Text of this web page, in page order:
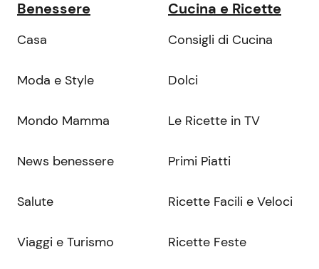
Benessere
Casa
Moda e Style
Mondo Mamma
News benessere
Salute
Viaggi e Turismo
Cucina e Ricette
Consigli di Cucina
Dolci
Le Ricette in TV
Primi Piatti
Ricette Facili e Veloci
Ricette Feste